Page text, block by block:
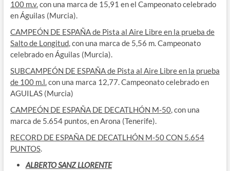
100 m.v.con una marca de 15,91 en el Campeonato celebrado
en Águilas (Murcia).
CAMPEÓN DE ESPAÑA de Pista al Aire Libre en la prueba de
Salto de Longitud, con una marca de 5,56 m. Campeonato
celebrado en Águilas (Murcia).
SUBCAMPEÓN DE ESPAÑA de Pista al Aire Libre en la prueba
de 100 m.l.con una marca 12,77. Campeonato celebrado en
AGUILAS (Murcia)
CAMPEÓN DE ESPAÑA DE DECATLHÓN M-50, con una
marca de 5.654 puntos, en Arona (Tenerife).
RECORD DE ESPAÑA DE DECATLHÓN M-50 CON 5.654
PUNTOS.
ALBERTO SANZ LLORENTE